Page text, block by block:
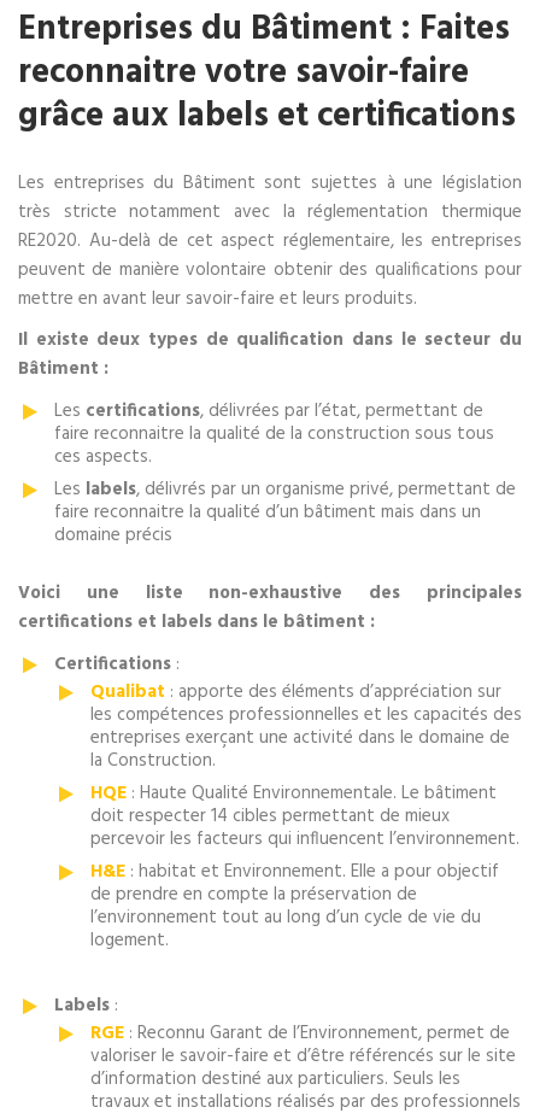
Entreprises du Bâtiment : Faites
reconnaitre votre savoir-faire
grâce aux labels et certifications
Les entreprises du Bâtiment sont sujettes à une législation
très stricte notamment avec la réglementation thermique
RE2020. Au-delà de cet aspect réglementaire, les entreprises
peuvent de manière volontaire obtenir des qualifications pour
mettre en avant leur savoir-faire et leurs produits.
Il existe deux types de qualification dans le secteur du
Bâtiment :
Les certifications, délivrées par l’état, permettant de
faire reconnaitre la qualité de la construction sous tous
ces aspects.
Les labels, délivrés par un organisme privé, permettant de
faire reconnaitre la qualité d’un bâtiment mais dans un
domaine précis
Voici une liste non-exhaustive des principales
certifications et labels dans le bâtiment :
Certifications :
Qualibat : apporte des éléments d’appréciation sur
les compétences professionnelles et les capacités des
entreprises exerçant une activité dans le domaine de
la Construction.
HQE : Haute Qualité Environnementale. Le bâtiment
doit respecter 14 cibles permettant de mieux
percevoir les facteurs qui influencent l’environnement.
H&E : habitat et Environnement. Elle a pour objectif
de prendre en compte la préservation de
l’environnement tout au long d’un cycle de vie du
logement.
Labels :
RGE : Reconnu Garant de l’Environnement, permet de
valoriser le savoir-faire et d’être référencés sur le site
d’information destiné aux particuliers. Seuls les
travaux et installations réalisés par des professionnels